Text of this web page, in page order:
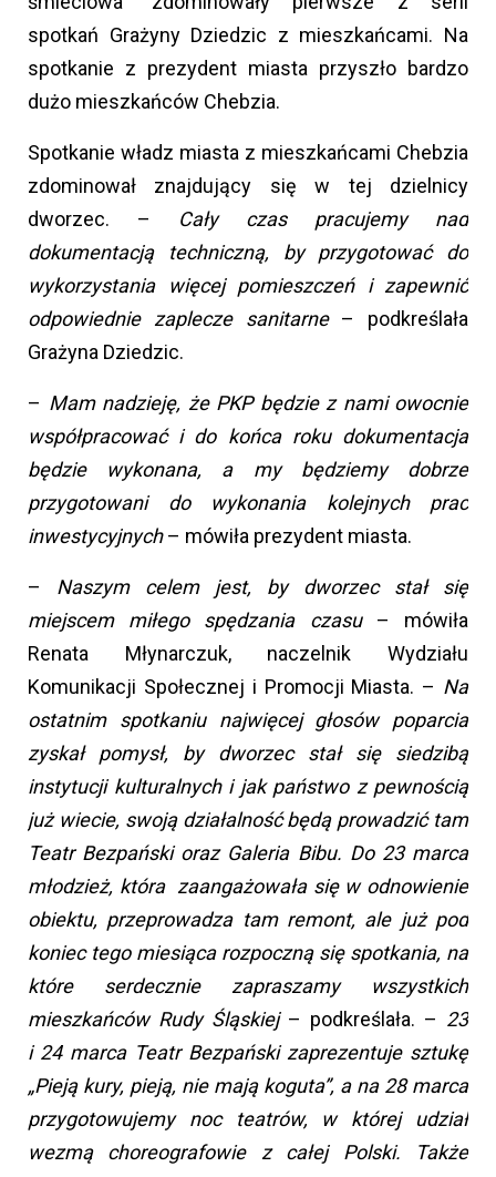
spotkań Grażyny Dziedzic z mieszkańcami. Na
spotkanie z prezydent miasta przyszło bardzo
dużo mieszkańców Chebzia.
Spotkanie władz miasta z mieszkańcami Chebzia
zdominował znajdujący się w tej dzielnicy
dworzec. – Cały czas pracujemy nad
dokumentacją techniczną, by przygotować do
wykorzystania więcej pomieszczeń i zapewnić
odpowiednie zaplecze sanitarne– podkreślała
Grażyna Dziedzic.
– Mam nadzieję, że PKP będzie z nami owocnie
współpracować i do końca roku dokumentacja
będzie wykonana, a my będziemy dobrze
przygotowani do wykonania kolejnych prac
inwestycyjnych– mówiła prezydent miasta.
– Naszym celem jest, by dworzec stał się
miejscem miłego spędzania czasu– mówiła
Renata Młynarczuk, naczelnik Wydziału
Komunikacji Społecznej i Promocji Miasta. – Na
ostatnim spotkaniu najwięcej głosów poparcia
zyskał pomysł, by dworzec stał się siedzibą
instytucji kulturalnych i jak państwo z pewnością
już wiecie, swoją działalność będą prowadzić tam
Teatr Bezpański oraz Galeria Bibu. Do 23 marca
młodzież, która zaangażowała się w odnowienie
obiektu, przeprowadza tam remont, ale już pod
koniec tego miesiąca rozpoczną się spotkania, na
które serdecznie zapraszamy wszystkich
mieszkańców Rudy Śląskiej– podkreślała. – 23
i 24 marca Teatr Bezpański zaprezentuje sztukę
„Pieją kury, pieją, nie mają koguta”, a na 28 marca
przygotowujemy noc teatrów, w której udział
wezmą choreografowie z całej Polski. Także